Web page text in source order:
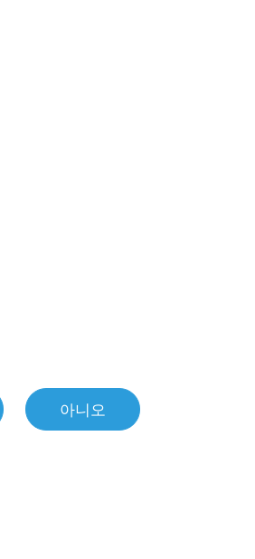
아니오